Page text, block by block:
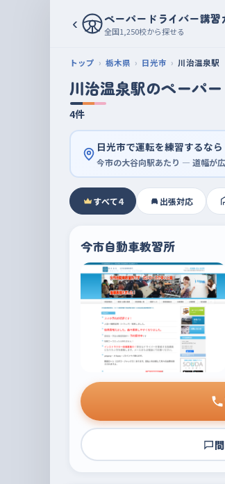
‹ ペーパードライバー講習
全国1,250校から探せる
トップ 栃木県 日光市 川治温泉駅
川治温泉駅のペーパ
4件
日光市で運転を練習するなら
今市の大谷向駅あたり — 道幅が
すべて4 出張対応
今市自動車教習所